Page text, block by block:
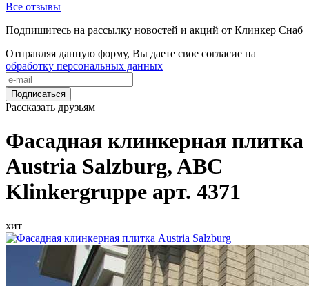
Все отзывы
Подпишитесь на рассылку новостей и акций от Клинкер Снаб
Отправляя данную форму, Вы даете свое согласие на
обработку персональных данных
Подписаться
Рассказать друзьям
Фасадная клинкерная плитка
Austria Salzburg, ABC
Klinkergruppe арт. 4371
хит